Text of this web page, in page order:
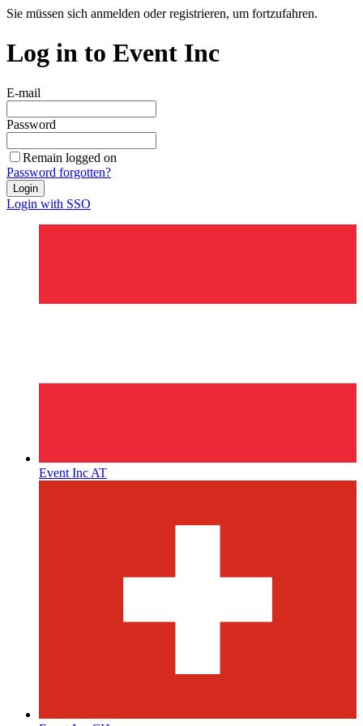
Sie müssen sich anmelden oder registrieren, um fortzufahren.
Log in to Event Inc
E-mail
Password
Remain logged on
Password forgotten?
Login
Login with SSO
Event Inc AT